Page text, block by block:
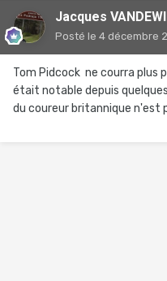
Jacques
Posté le 4 décembre
Tom Pidcock ne courra plus
était notable depuis
du coureur britannique n'est